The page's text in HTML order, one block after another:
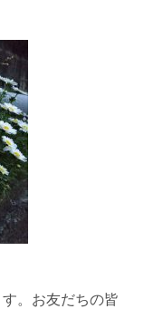
。お友だちの皆